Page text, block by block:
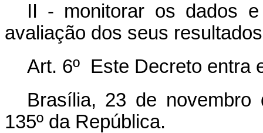
II - monitorar os dados
avaliação dos seus
Art. 6º Este Decreto entra
Brasília, 23 de novembro
135º da República.